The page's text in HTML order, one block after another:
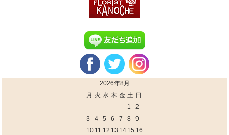
2026年8月
月 火 水 木 金 土 日
1
2
3
4 5 6 7 8
9
10 11 12 13 14 15 16